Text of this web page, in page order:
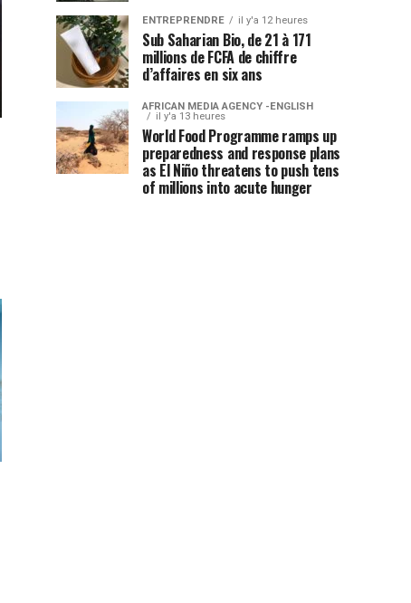
ENTREPRENDRE il y'a 12 heures
Sub Saharian Bio, de 21 à 171
millions de FCFA de chiffre
d’affaires en six ans
AFRICAN MEDIA AGENCY -ENGLISH
il y'a 13 heures
World Food Programme ramps up
preparedness and response plans
as El Niño threatens to push tens
of millions into acute hunger